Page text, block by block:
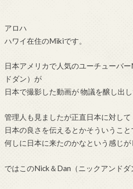
アロハ
ハワイ在住のMikiです。
日本アメリカで人気のユーチューバ
ドダン）が
日本で撮影した動画が 物議を醸し出
管理人も見ましたが正直日本に対して
日本の良さを伝えるとかそういうこと
何しに日本に来たのかなという感じが
ではこのNick＆Dan（ニックアンドダ